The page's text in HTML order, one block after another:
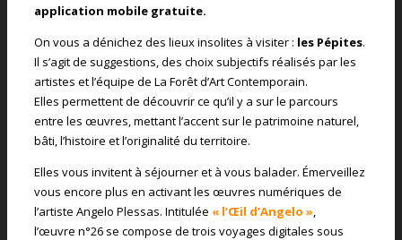
application mobile gratuite.
On vous a dénichez des lieux insolites à visiter : les Pépites.
Il s’agit de suggestions, des choix subjectifs réalisés par les
artistes et l’équipe de La Forêt d’Art Contemporain.
Elles permettent de découvrir ce qu’il y a sur le parcours
entre les œuvres, mettant l’accent sur le patrimoine naturel,
bâti, l’histoire et l’originalité du territoire.
Elles vous invitent à séjourner et à vous balader. Émerveillez
vous encore plus en activant les œuvres numériques de
l’artiste Angelo Plessas. Intitulée « l’Œil d’Angelo »
l’œuvre n°26 se compose de trois voyages digitales sous